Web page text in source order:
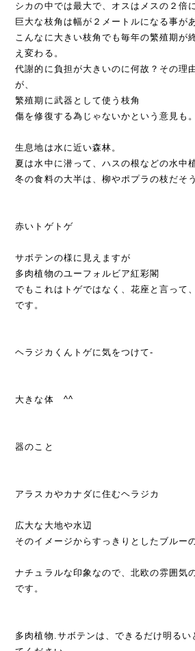
シカの中では最大で、オスはメスの２倍
巨大な枝角は幅が２メートルになる事が
こんなに大きい枝角でも毎年の繁殖期が
え変わる。
代謝的に負担が大きいのに何故？その理
が、
繁殖期に武器として使う枝角
傷を修復する為じゃないかという意見も。
生息地は水に近い森林。
夏は水中に潜って、ハスの根などの水中
冬の食料の大半は、柳やポプラの枝だそう
赤いトゲトゲ
サボテンの様に見えますが
多肉植物のユーフォルビア紅彩閣
でもこれはトゲではなく、花座と言って
です。
ヘラジカくんトゲに気をつけて-
大きな体 ^^
器のこと
アラスカやカナダに住むヘラジカ
広大な大地や水辺
そのイメージからすっきりとしたブルー
ナチュラルな印象なので、北欧の雰囲気
です。
多肉植物.サボテンは、できるだけ明る